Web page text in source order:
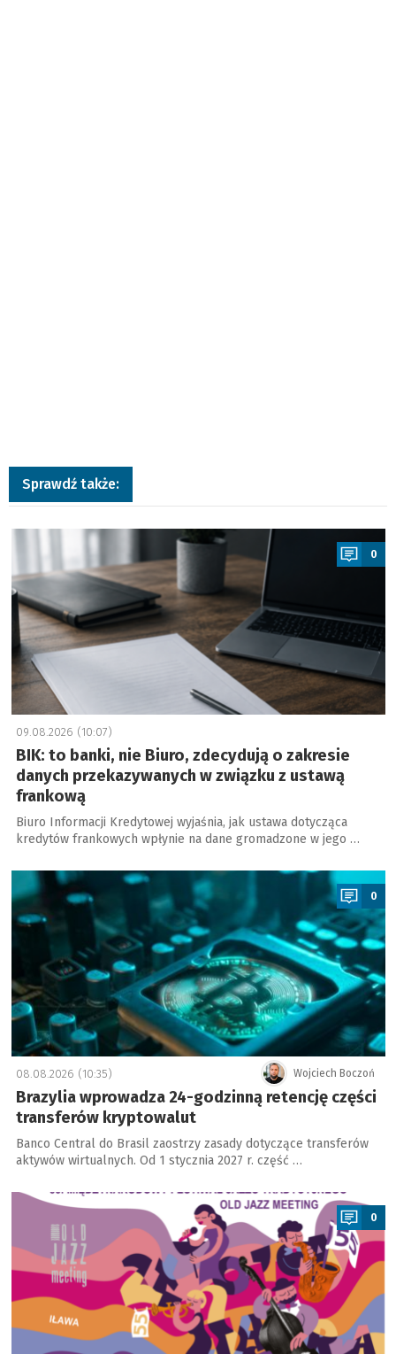
Sprawdź także:
a
0
09.08.2026 (10:07)
BIK: to banki, nie Biuro, zdecydują o zakresie
danych przekazywanych w związku z ustawą
frankową
Biuro Informacji Kredytowej wyjaśnia, jak ustawa dotycząca
kredytów frankowych wpłynie na dane gromadzone w jego …
a
0
Wojciech Boczoń
08.08.2026 (10:35)
Brazylia wprowadza 24-godzinną retencję części
transferów kryptowalut
Banco Central do Brasil zaostrzy zasady dotyczące transferów
aktywów wirtualnych. Od 1 stycznia 2027 r. część …
a
0